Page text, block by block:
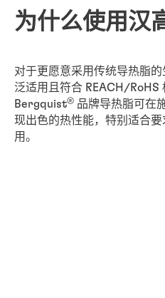
为什么使用汉
对于更愿意采用传统导热脂
泛适用且符合 REACH/RoHS
Bergquist® 品牌导热脂可在
现出色的热性能，特别适合
用。